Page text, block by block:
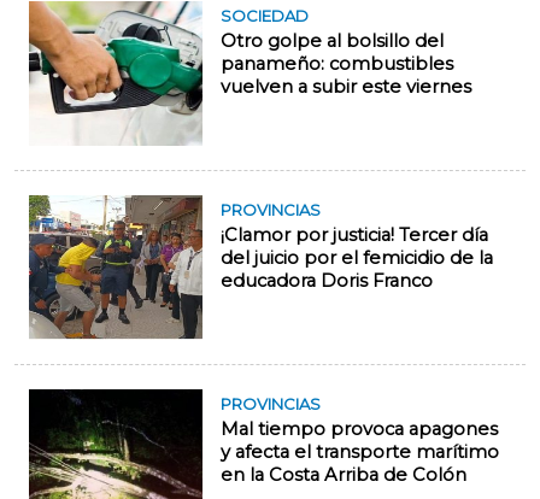
SOCIEDAD
Otro golpe al bolsillo del
panameño: combustibles
vuelven a subir este viernes
PROVINCIAS
¡Clamor por justicia! Tercer día
del juicio por el femicidio de la
educadora Doris Franco
PROVINCIAS
Mal tiempo provoca apagones
y afecta el transporte marítimo
en la Costa Arriba de Colón